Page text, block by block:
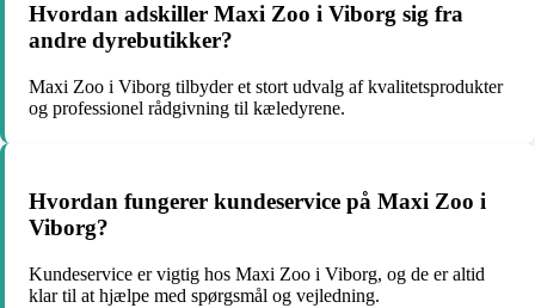
Hvordan adskiller Maxi Zoo i Viborg sig fra
andre dyrebutikker?
Maxi Zoo i Viborg tilbyder et stort udvalg af kvalitetsprodukter
og professionel rådgivning til kæledyrene.
Hvordan fungerer kundeservice på Maxi Zoo i
Viborg?
Kundeservice er vigtig hos Maxi Zoo i Viborg, og de er altid
klar til at hjælpe med spørgsmål og vejledning.